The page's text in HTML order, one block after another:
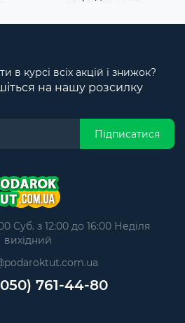
в курсі всіх акцій і знижок?
на нашу розсилку
Підписатися
Суб. з 12:00 до 16:00 Неділя
вихідний
761-44-80